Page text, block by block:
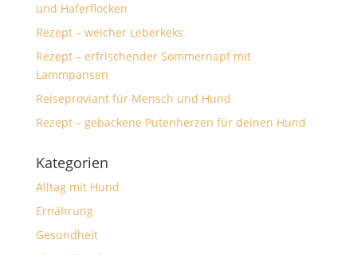
und Haferflocken
Rezept – weicher Leberkeks
Rezept – erfrischender Sommernapf mit
Lammpansen
Reiseproviant für Mensch und Hund
Rezept – gebackene Putenherzen für deinen Hund
Kategorien
Alltag mit Hund
Ernährung
Gesundheit